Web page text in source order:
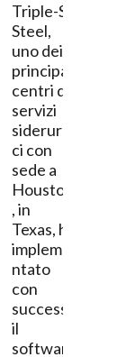
Triple-S
Steel,
uno dei
principali
centri di
servizi
siderurgi
ci con
sede a
Houston
, in
Texas, ha
impleme
ntato
con
successo
il
software